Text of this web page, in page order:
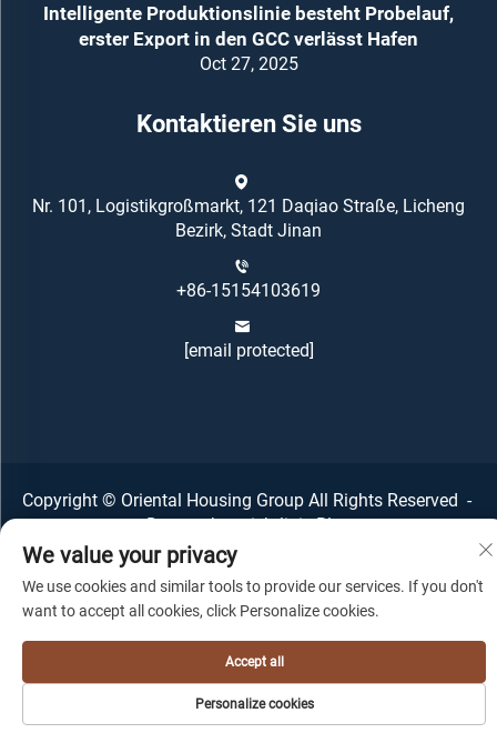
Intelligente Produktionslinie besteht Probelauf,
erster Export in den GCC verlässt Hafen
Oct 27, 2025
Kontaktieren Sie uns
Nr. 101, Logistikgroßmarkt, 121 Daqiao Straße, Licheng
Bezirk, Stadt Jinan
+86-15154103619
[email protected]
Copyright © Oriental Housing Group All Rights Reserved -
Datenschutzrichtlinie-Blog
We value your privacy
We use cookies and similar tools to provide our services. If you don't
want to accept all cookies, click Personalize cookies.
Personalize cookies
Accept all